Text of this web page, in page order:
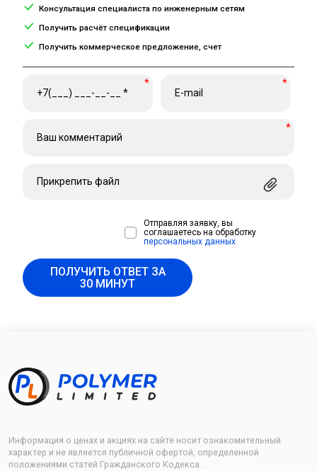
Консультация специалиста по инженерным сетям
Получить расчёт спецификации
Получить коммерческое предложение, счет
* *
*
Прикрепить файл
Отправляя заявку, вы
соглашаетесь на обработку
персональных данных
ПОЛУЧИТЬ ОТВЕТ ЗА
30 МИНУТ
Информация о ценах и акциях на сайте носит ознакомительный
характер и не является публичной офертой, определенной
положениями статей Гражданского Кодекса.